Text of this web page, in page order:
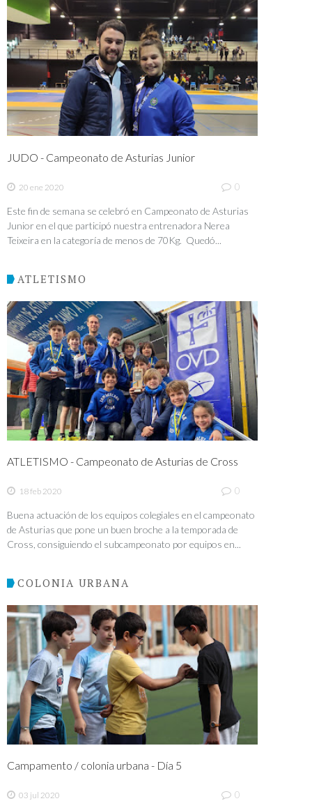
JUDO - Campeonato de Asturias Junior
20 ene 2020 0
Este fin de semana se celebró en Campeonato de Asturias
Junior en el que participó nuestra entrenadora Nerea
Teixeira en la categoría de menos de 70Kg. Quedó...
ATLETISMO
ATLETISMO - Campeonato de Asturias de Cross
18 feb 2020 0
Buena actuación de los equipos colegiales en el campeonato
de Asturias que pone un buen broche a la temporada de
Cross, consiguiendo el subcampeonato por equipos en...
COLONIA URBANA
Campamento / colonia urbana - Día 5
03 jul 2020 0